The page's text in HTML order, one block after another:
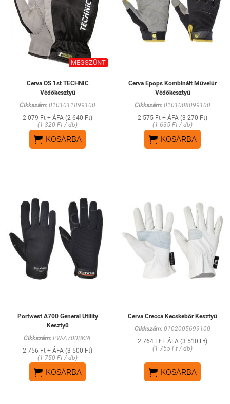
MEGSZŰNT
Cerva OS 1st TECHNIC
Védőkesztyű
Cikkszám: 0101011899100
2 079 Ft + ÁFA (2 640 Ft)
(1 320 Ft / db)
 KOSÁRBA
Cerva Epops Kombinált Művelúr
Védőkesztyű
Cikkszám: 0101008099100
2 575 Ft + ÁFA (3 270 Ft)
(1 635 Ft / db)
 KOSÁRBA
Portwest A700 General Utility
Kesztyű
Cikkszám:PW-A700BKRL
2 756 Ft + ÁFA (3 500 Ft)
(1 750 Ft / db)
 KOSÁRBA
Cerva Crecca Kecskebőr Kesztyű
Cikkszám: 0102005699100
2 764 Ft + ÁFA (3 510 Ft)
(1 755 Ft / db)
 KOSÁRBA